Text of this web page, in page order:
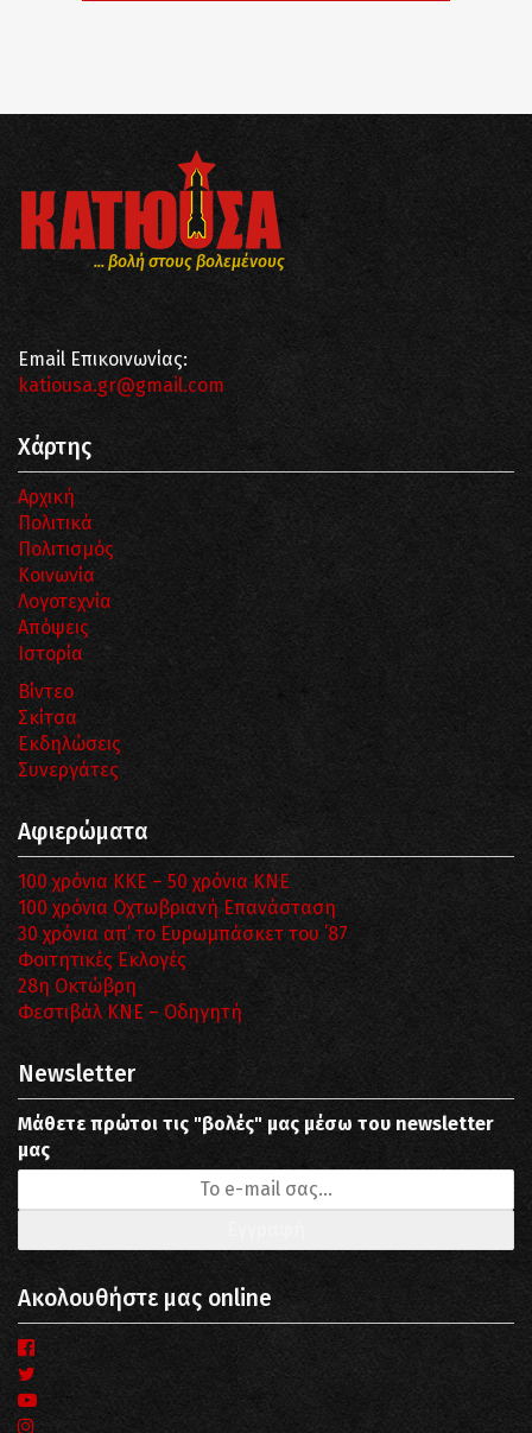
... βολή στους βολεμένους
Email Επικοινωνίας:
katiousa.gr@gmail.com
Χάρτης
Αρχική
Πολιτικά
Πολιτισμός
Κοινωνία
Λογοτεχνία
Απόψεις
Ιστορία
Βίντεο
Σκίτσα
Εκδηλώσεις
Συνεργάτες
Αφιερώματα
100 χρόνια ΚΚΕ – 50 χρόνια ΚΝΕ
100 χρόνια Οχτωβριανή Επανάσταση
30 χρόνια απ’ το Ευρωμπάσκετ του ΄87
Φοιτητικές Εκλογές
28η Οκτώβρη
Φεστιβάλ ΚΝΕ – Οδηγητή
Newsletter
Μάθετε πρώτοι τις "βολές" μας μέσω του newsletter
μας
Ακολουθήστε μας online